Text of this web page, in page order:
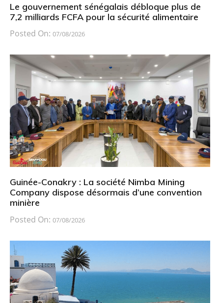
Le gouvernement sénégalais débloque plus de
7,2 milliards FCFA pour la sécurité alimentaire
Posted On: 07/08/2026
Guinée-Conakry : La société Nimba Mining
Company dispose désormais d’une convention
minière
Posted On: 07/08/2026